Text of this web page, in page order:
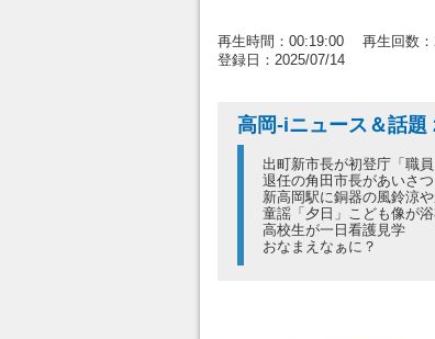
再生時間：00:19:00 再生回数：
登録日：2025/07/14
高岡-iニュース＆話題
出町新市長が初登庁「職員
退任の角田市長があいさつ
新高岡駅に銅器の風鈴涼
童謡「夕日」こども像が
高校生が一日看護見学
おなまえなぁに？